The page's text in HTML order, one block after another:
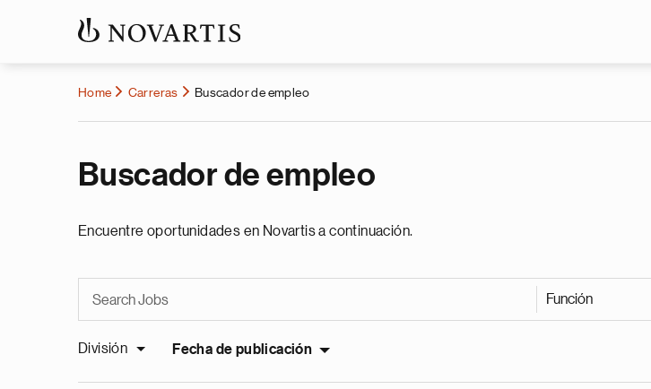
Home Carreras Buscador de empleo
Buscador de empleo
Encuentre oportunidades en Novartis a continuación.
Función
División Fecha de publicación